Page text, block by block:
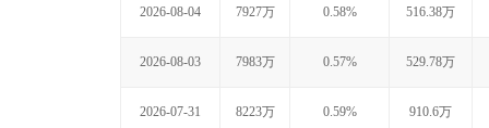
2026-08-04 7927万 0.58% 516.38万
2026-08-03 7983万 0.57% 529.78万
2026-07-31 8223万 0.59% 910.6万